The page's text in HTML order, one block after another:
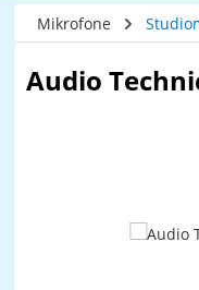
Mikrofone
Audio
Bildergalerie